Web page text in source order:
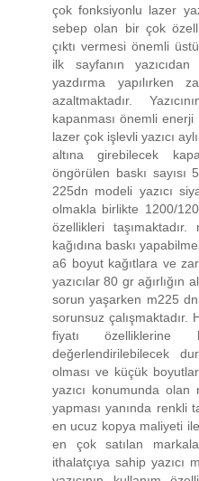
çok fonksiyonlu lazer
sebep olan bir çok
çıktı vermesi önemli
ilk sayfanın
yazdırma yapılırken
azaltmaktadır.
kapanması önemli
lazer çok işlevli yazıcı
altına girebilecek
öngörülen baskı sayısı
225dn modeli yazıcı
olmakla birlikte 1200/
özellikleri
kağıdına baskı
a6 boyut kağıtlara ve
yazıcılar 80 gr ağırlığın
sorun yaşarken m225 dn
sorunsuz çalışmaktadır.
fiyatı özelliklerine
değerlendirilebilecek
olması ve küçük
yazıcı konumunda
yapması yanında renkli
en ucuz kopya maliyeti
en çok satılan
ithalatçıya sahip yazıcı